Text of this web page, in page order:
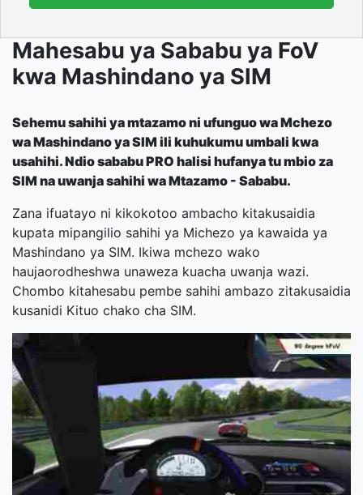
Mahesabu ya Sababu ya FoV
kwa Mashindano ya SIM
Sehemu sahihi ya mtazamo ni ufunguo wa Mchezo
wa Mashindano ya SIM ili kuhukumu umbali kwa
usahihi. Ndio sababu PRO halisi hufanya tu mbio za
SIM na uwanja sahihi wa Mtazamo - Sababu.
Zana ifuatayo ni kikokotoo ambacho kitakusaidia
kupata mipangilio sahihi ya Michezo ya kawaida ya
Mashindano ya SIM. Ikiwa mchezo wako
haujaorodheshwa unaweza kuacha uwanja wazi.
Chombo kitahesabu pembe sahihi ambazo zitakusaidia
kusanidi Kituo chako cha SIM.